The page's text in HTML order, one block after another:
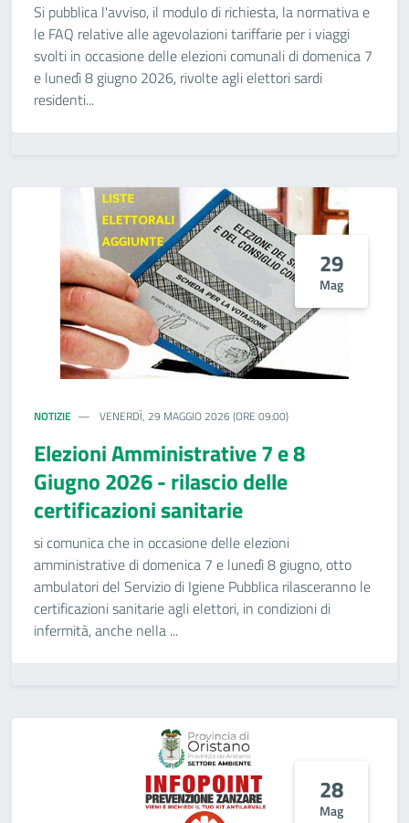
Si pubblica l'avviso, il modulo di richiesta, la normativa e
le FAQ relative alle agevolazioni tariffarie per i viaggi
svolti in occasione delle elezioni comunali di domenica 7
e lunedì 8 giugno 2026, rivolte agli elettori sardi
residenti...
29
Mag
NOTIZIE VENERDÌ, 29 MAGGIO 2026 (ORE 09:00)
Elezioni Amministrative 7 e 8
Giugno 2026 - rilascio delle
certificazioni sanitarie
si comunica che in occasione delle elezioni
amministrative di domenica 7 e lunedì 8 giugno, otto
ambulatori del Servizio di Igiene Pubblica rilasceranno le
certificazioni sanitarie agli elettori, in condizioni di
infermità, anche nella ...
28
Mag